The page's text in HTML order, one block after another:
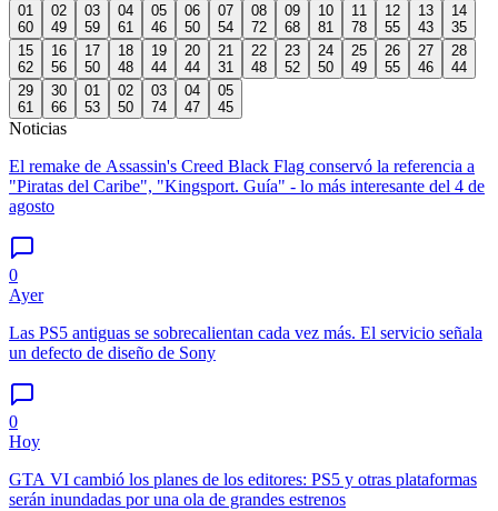
01
60
02
49
03
59
04
61
05
46
06
50
07
54
08
72
09
68
10
81
11
78
12
55
13
43
14
35
15
62
16
56
17
50
18
48
19
44
20
44
21
31
22
48
23
52
24
50
25
49
26
55
27
46
28
44
29
61
30
66
01
53
02
50
03
74
04
47
05
45
Noticias
El remake de Assassin's Creed Black Flag conservó la referencia a
"Piratas del Caribe", "Kingsport. Guía" - lo más interesante del 4 de
agosto
0
Ayer
Las PS5 antiguas se sobrecalientan cada vez más. El servicio señala
un defecto de diseño de Sony
0
Hoy
GTA VI cambió los planes de los editores: PS5 y otras plataformas
serán inundadas por una ola de grandes estrenos